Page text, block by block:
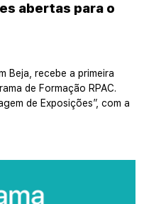
abertas para o
Beja, recebe a primeira
de Formação RPAC.
de Exposições”, com a